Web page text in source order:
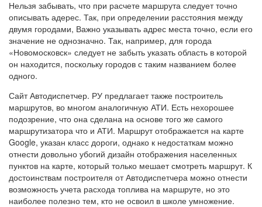
Нельзя забывать, что при расчете маршрута следует точно
описывать адерес. Так, при определении расстояния между
двумя городами, Важно указывать адрес места точно, если его
значение не однозначно. Так, например, для города
«Новомосковск» следует не забыть указать область в которой
он находится, поскольку городов с таким названием более
одного.
Сайт Автодиспетчер. РУ предлагает также построитель
маршрутов, во многом аналогичную АТИ. Есть нехорошее
подозрение, что она сделана на основе того же самого
маршрутизатора что и АТИ. Маршрут отображается на карте
Google, указан класс дороги, однако к недостаткам можно
отнести довольно убогий дизайн отображения населенных
пунктов на карте, который только мешает смотреть маршрут. К
достоинствам построителя от Автодиспетчера можно отнести
возможность учета расхода топлива на маршруте, но это
наиболее полезно тем, кто не освоил в школе умножение.